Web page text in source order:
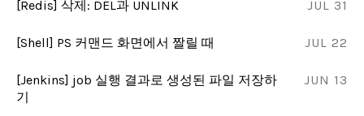
JUL 31
[Redis] 삭제: DEL과 UNLINK
JUL 22
[Shell] PS 커맨드 화면에서 짤릴 때
JUN 13
[Jenkins] job 실행 결과로 생성된 파일 저장하
기